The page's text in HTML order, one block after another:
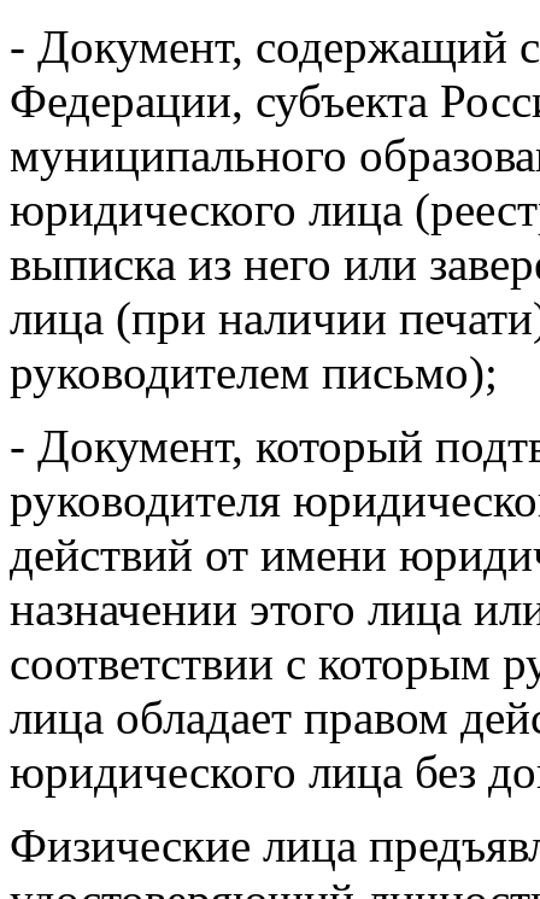
- Документ, содержащий
Федерации, субъекта
муниципального
юридического лица
выписка из него или
лица (при наличии
руководителем письмо);
- Документ, который
руководителя
действий от имени
назначении этого лица
соответствии с которым
лица обладает правом
юридического лица без
Физические лица